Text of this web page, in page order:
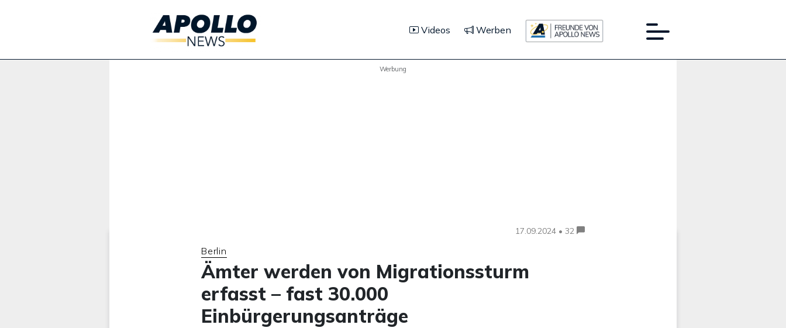
Videos Werben
Werbung
17.09.2024 • 32
Berlin
Ämter werden von Migrationssturm
erfasst – fast 30.000
Einbürgerungsanträge